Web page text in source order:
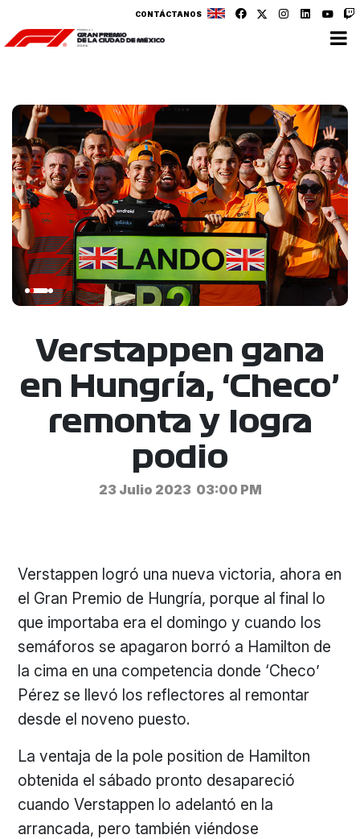
CONTÁCTANOS
Verstappen gana
en Hungría, ‘Checo’
remonta y logra
podio
23 Julio 2023 03:00 PM
Verstappen logró una nueva victoria, ahora en
el Gran Premio de Hungría, porque al final lo
que importaba era el domingo y cuando los
semáforos se apagaron borró a Hamilton de
la cima en una competencia donde ‘Checo’
Pérez se llevó los reflectores al remontar
desde el noveno puesto.
La ventaja de la pole position de Hamilton
obtenida el sábado pronto desapareció
cuando Verstappen lo adelantó en la
arrancada, pero también viéndose